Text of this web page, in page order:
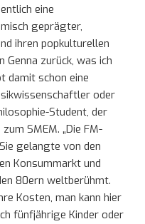
eine
geprägter,
ihren popkulturellen
zurück, was ich
damit schon eine
oder
Student, der
SMEM. „Die FM-
gelangte von den
Konsummarkt und
80ern weltberühmt.
Kosten, man kann hier
fünfjährige Kinder oder